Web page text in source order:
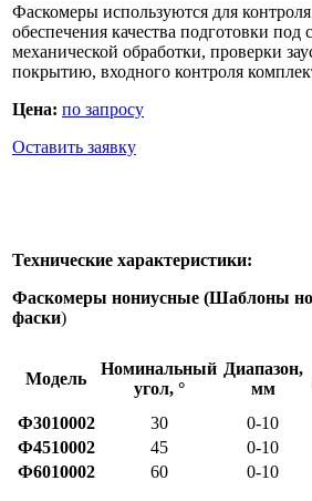
Фаскомеры используются для
обеспечения качества подготовки под
механической обработки, проверки
покрытию, входного контроля
Цена: по запросу
Оставить заявку
Технические характеристики:
Фаскомеры нониусные (Шаблоны
фаски)
Модель
Номинальный
угол, °
Диапазон,
мм
Ф3010002
30 0-10
Ф4510002
45 0-10
Ф6010002
60 0-10